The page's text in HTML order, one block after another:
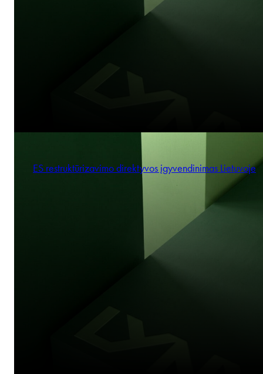
ES restruktūrizavimo direktyvos įgyvendinimas Lietuvoje